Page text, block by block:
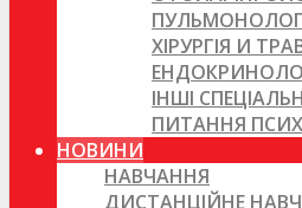
ХІРУРГІЯ И
ІНШІ
ПИТАННЯ
НОВИНИ
НАВЧАННЯ
ДИСТАНЦІЙНЕ